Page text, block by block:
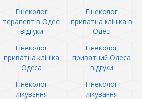
Гінеколог
терапевт в Одесі
відгуки
Гінеколог
приватна клініка в
Одесі
Гінеколог
приватна клініка
Одеса
Гінеколог
приватний Одеса
відгуки
Гінеколог
лікування
Гінеколог
лікування